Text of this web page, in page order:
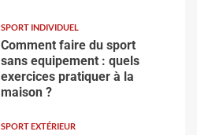
SPORT INDIVIDUEL
Comment faire du sport
sans equipement : quels
exercices pratiquer à la
maison ?
SPORT EXTÉRIEUR